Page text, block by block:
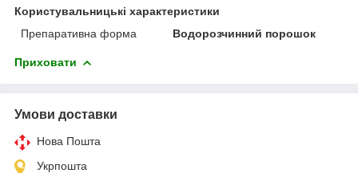
Користувальницькі характеристики
Препаративна форма
Водорозчинний порошок
Приховати
Умови доставки
Нова Пошта
Укрпошта